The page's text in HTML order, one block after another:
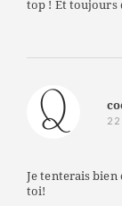
top ! Et toujours
Je tenterais bien
toi!